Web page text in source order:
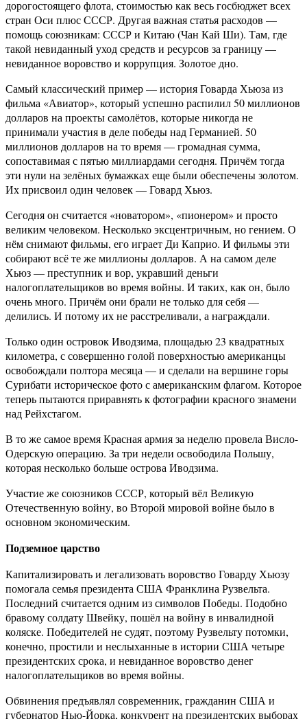
дорогостоящего флота, стоимостью как весь госбюджет всех
стран Оси плюс СССР. Другая важная статья расходов —
помощь союзникам: СССР и Китаю (Чан Кай Ши). Там, где
такой невиданный уход средств и ресурсов за границу —
невиданное воровство и коррупция. Золотое дно.
Самый классический пример — история Говарда Хьюза из
фильма «Авиатор», который успешно распилил 50 миллионов
долларов на проекты самолётов, которые никогда не
принимали участия в деле победы над Германией. 50
миллионов долларов на то время — громадная сумма,
сопоставимая с пятью миллиардами сегодня. Причём тогда
эти нули на зелёных бумажках еще были обеспечены золотом.
Их присвоил один человек — Говард Хьюз.
Сегодня он считается «новатором», «пионером» и просто
великим человеком. Несколько эксцентричным, но гением. О
нём снимают фильмы, его играет Ди Каприо. И фильмы эти
собирают всё те же миллионы долларов. А на самом деле
Хьюз — преступник и вор, укравший деньги
налогоплательщиков во время войны. И таких, как он, было
очень много. Причём они брали не только для себя —
делились. И потому их не расстреливали, а награждали.
Только один островок Иводзима, площадью 23 квадратных
километра, с совершенно голой поверхностью американцы
освобождали полтора месяца — и сделали на вершине горы
Сурибати историческое фото с американским флагом. Которое
теперь пытаются приравнять к фотографии красного знамени
над Рейхстагом.
В то же самое время Красная армия за неделю провела Висло-
Одерскую операцию. За три недели освободила Польшу,
которая несколько больше острова Иводзима.
Участие же союзников СССР, который вёл Великую
Отечественную войну, во Второй мировой войне было в
основном экономическим.
Подземное царство
Капитализировать и легализовать воровство Говарду Хьюзу
помогала семья президента США Франклина Рузвельта.
Последний считается одним из символов Победы. Подобно
бравому солдату Швейку, пошёл на войну в инвалидной
коляске. Победителей не судят, поэтому Рузвельту потомки,
конечно, простили и неслыханные в истории США четыре
президентских срока, и невиданное воровство денег
налогоплательщиков во время войны.
Обвинения предъявлял современник, гражданин США и
губернатор Нью-Йорка, конкурент на президентских выборах